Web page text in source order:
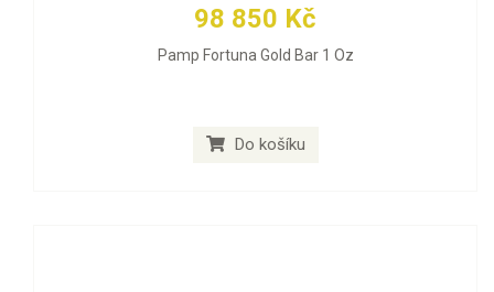
98 850 Kč
Pamp Fortuna Gold Bar 1 Oz
Do košíku